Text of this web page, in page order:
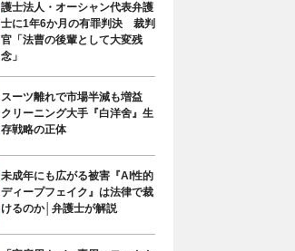
護士法人・オーシャン代表弁護
士に1年6か月の有罪判決 裁判
官「法曹の後輩として大変残
念」
スーツ離れで市場半減も増益
クリーニング大手『白洋舍』生
存戦略の正体
未成年にも広がる被害『AI性的
ディープフェイク』は法律で裁
けるのか│弁護士が解説